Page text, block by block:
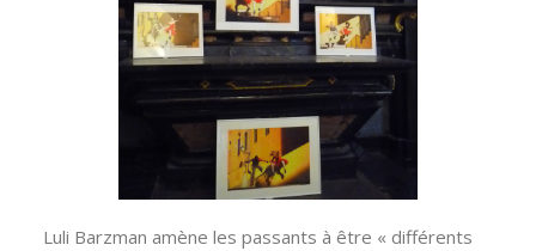
Luli Barzman amène les passants à être « différents